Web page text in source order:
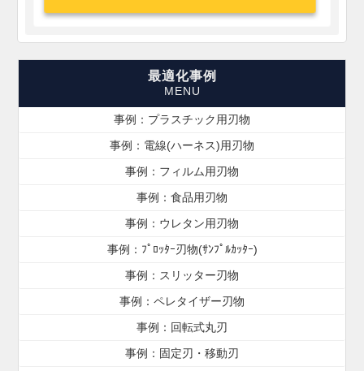
最適化事例
事例：プラスチック用刃物
事例：電線(ハーネス)用刃物
事例：フィルム用刃物
事例：食品用刃物
事例：ウレタン用刃物
事例：ﾌﾟﾛｯﾀｰ刃物(ｻﾝﾌﾟﾙｶｯﾀｰ)
事例：スリッター刃物
事例：ペレタイザー刃物
事例：回転式丸刃
事例：固定刃・移動刃